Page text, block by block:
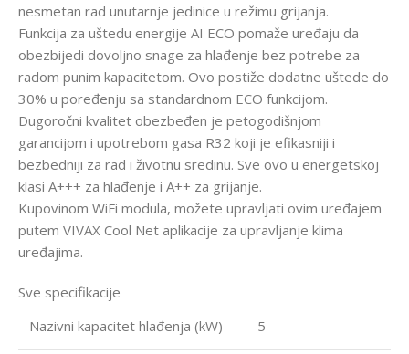
nesmetan rad unutarnje jedinice u režimu grijanja.
Funkcija za uštedu energije AI ECO pomaže uređaju da
obezbijedi dovoljno snage za hlađenje bez potrebe za
radom punim kapacitetom. Ovo postiže dodatne uštede do
30% u poređenju sa standardnom ECO funkcijom.
Dugoročni kvalitet obezbeđen je petogodišnjom
garancijom i upotrebom gasa R32 koji je efikasniji i
bezbedniji za rad i životnu sredinu. Sve ovo u energetskoj
klasi A+++ za hlađenje i A++ za grijanje.
Kupovinom WiFi modula, možete upravljati ovim uređajem
putem VIVAX Cool Net aplikacije za upravljanje klima
uređajima.
Sve specifikacije
Nazivni kapacitet hlađenja (kW)
5